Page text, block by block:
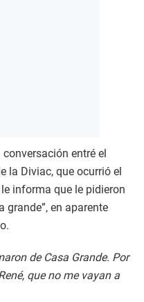
entré el
la Diviac, que ocurrió el
informa que le pidieron
grande”, en aparente
de Casa Grande. Por
que no me vayan a